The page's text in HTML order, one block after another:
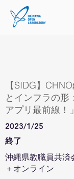
【SIDG】
とインフラの形
アプリ最前線！」
2023/1/25
終了
沖縄県教職員共済
＋オンライン